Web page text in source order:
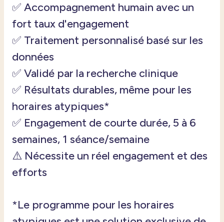
✅ Accompagnement humain avec un
fort taux d'engagement
✅ Traitement personnalisé basésur les
données
✅ Validé par la recherche clinique
✅ Résultats durables, même pour les
horaires atypiques*​
✅ Engagement de courte durée​, 5 à 6
semaines, 1 séance/semaine
⚠️ Nécessite un réel engagement et des
efforts​
*Le programme pour les horaires